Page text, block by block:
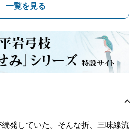
一覧を見る
発していた。そんな折、三味線流